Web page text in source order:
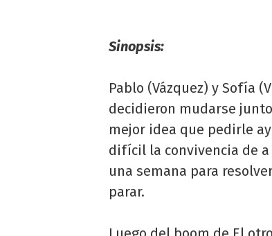
Sinopsis:
Pablo (Vázquez) y Sofía
decidieron mudarse
mejor idea que pedirle
difícil la convivencia de a
una semana para
parar.